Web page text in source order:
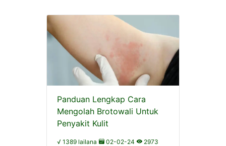
Panduan Lengkap Cara
Mengolah Brotowali Untuk
Penyakit Kulit
√ 1389 lailana 02-02-24 2973